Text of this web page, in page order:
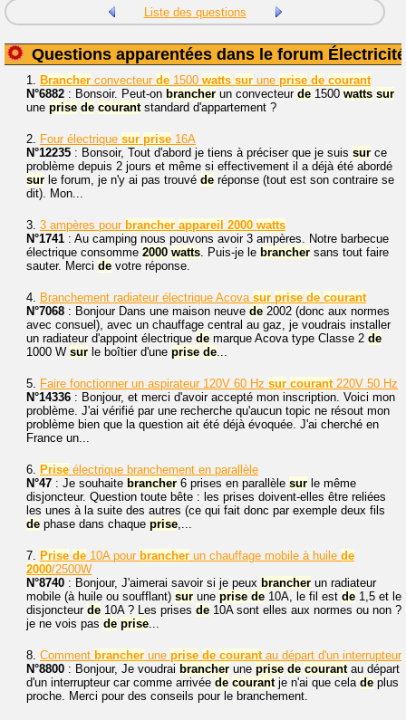
Liste des questions
Questions apparentées dans le forum Électricité
1. Brancher convecteur de 1500 watts sur une prise de courant
N°6882 : Bonsoir. Peut-on brancher un convecteur de 1500 watts sur
une prise de courantstandard d'appartement ?
2. Four électrique sur prise 16A
N°12235 : Bonsoir, Tout d'abord je tiens à préciser que je suis sur ce
problème depuis 2 jours et même si effectivement il a déjà été abordé
sur le forum, je n'y ai pas trouvé de réponse (tout est son contraire se
dit). Mon...
3. 3 ampères pour brancher appareil 2000 watts
N°1741 : Au camping nous pouvons avoir 3 ampères. Notre barbecue
électrique consomme 2000 watts. Puis-je le brancher sans tout faire
sauter. Merci de votre réponse.
4. Branchement radiateur électrique Acova sur prise de courant
N°7068 : Bonjour Dans une maison neuve de 2002 (donc aux normes
avec consuel), avec un chauffage central au gaz, je voudrais installer
un radiateur d'appoint électrique de marque Acova type Classe 2 de
1000 W sur le boîtier d'une prise de...
5. Faire fonctionner un aspirateur 120V 60 Hz sur courant220V 50 Hz
N°14336 : Bonjour, et merci d'avoir accepté mon inscription. Voici mon
problème. J'ai vérifié par une recherche qu'aucun topic ne résout mon
problème bien que la question ait été déjà évoquée. J'ai cherché en
France un...
6. Prise électrique branchement en parallèle
N°47 : Je souhaite brancher 6 prises en parallèle sur le même
disjoncteur. Question toute bête : les prises doivent-elles être reliées
les unes à la suite des autres (ce qui fait donc par exemple deux fils
de phase dans chaque prise,...
7. Prise de 10A pour brancher un chauffage mobile à huile de
2000/2500W
N°8740 : Bonjour, J'aimerai savoir si je peux brancher un radiateur
mobile (à huile ou soufflant) sur une prise de 10A, le fil est de 1,5 et le
disjoncteur de 10A ? Les prises de 10A sont elles aux normes ou non ?
je ne vois pas de prise...
8. Comment brancher une prise de courantau départ d'un interrupteur
N°8800 : Bonjour, Je voudrai brancher une prise de courantau départ
d'un interrupteur car comme arrivée de courantje n'ai que cela de plus
proche. Merci pour des conseils pour le branchement.